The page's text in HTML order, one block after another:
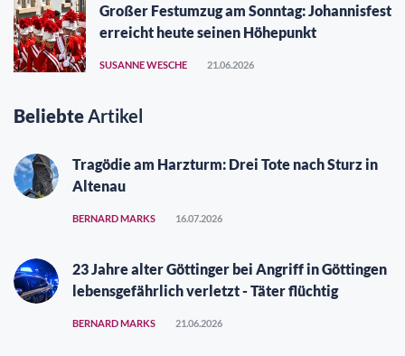
Großer Festumzug am Sonntag: Johannisfest
erreicht heute seinen Höhepunkt
SUSANNE WESCHE 21.06.2026
Beliebte Artikel
Tragödie am Harzturm: Drei Tote nach Sturz in
Altenau
BERNARD MARKS 16.07.2026
23 Jahre alter Göttinger bei Angriff in Göttingen
lebensgefährlich verletzt - Täter flüchtig
BERNARD MARKS 21.06.2026